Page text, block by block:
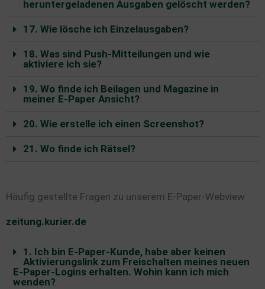
heruntergeladenen Ausgaben gelöscht werden?
17. Wie lösche ich Einzelausgaben?
18. Was sind Push-Mitteilungen und wie
aktiviere ich sie?
19. Wo finde ich Beilagen und Magazine in
meiner E-Paper Ansicht?
20. Wie erstelle ich einen Screenshot?
21. Wo finde ich Rätsel?
Häufig gestellte Fragen zu unserem E-Paper-Webview
zeitung.kurier.de
1. Ich bin E-Paper-Kunde, habe aber keinen
Aktivierungslink zum Freischalten meines neuen
E-Paper-Logins erhalten. Wohin kann ich mich
wenden?